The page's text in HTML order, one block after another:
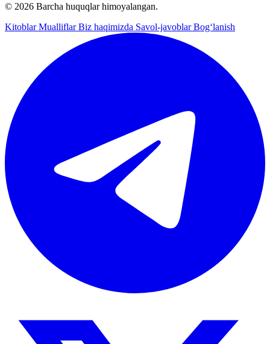
© 2026 Barcha huquqlar himoyalangan.
KitoblarMualliflarBiz haqimizda Savol-javoblarBog‘lanish